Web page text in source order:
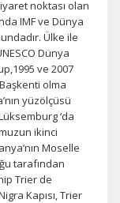
noktası olan
IMF ve Dünya
Ülke ile
Dünya
ve 2007
olma
yüzölçüsü
‘da
ikinci
Moselle
tarafından
Trier de
Kapısı, Trier